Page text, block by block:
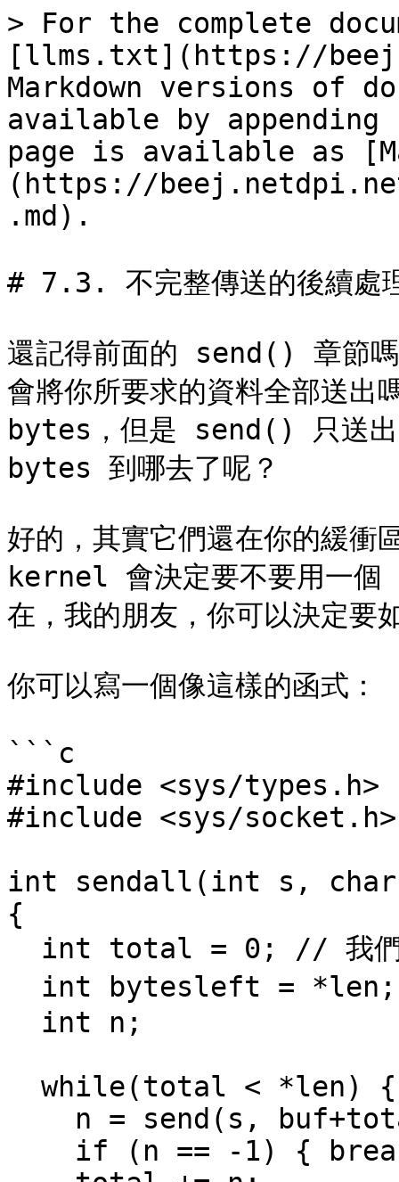
> For the complete
[llms.txt](https://
Markdown versions of
available by
page is available as
(https://
.md).
# 7.3. 不完整傳送的後續處
還記得前面的 send() 章節
會將你所要求的資料全部送出
bytes，但是 send() 只送
bytes 到哪去了呢？
好的，其實它們還在你的緩衝
kernel 會決定要不要用一個
在，我的朋友，你可以決定要
你可以寫一個像這樣的函式：
```c
#include <sys/types.h>
#include <sys/socket.h>
int sendall(int s,
{